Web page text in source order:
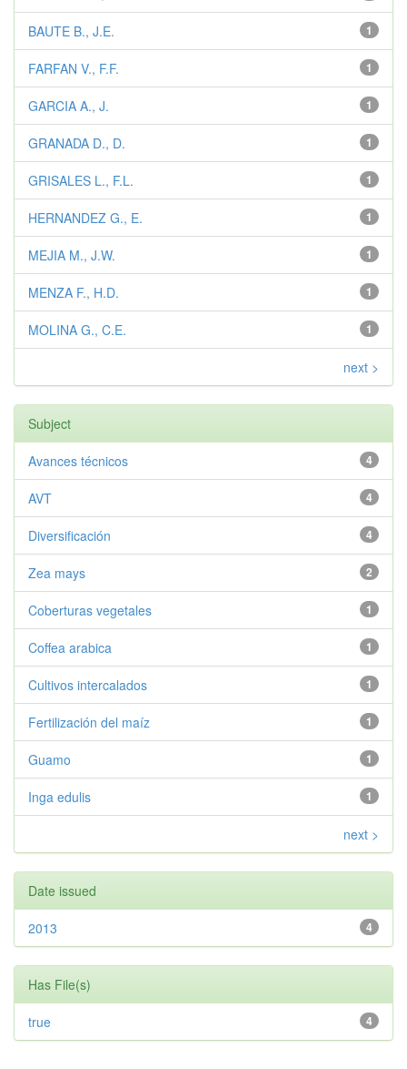
1
BAUTE B., J.E.
1
FARFAN V., F.F.
1
GARCIA A., J.
1
GRANADA D., D.
1
GRISALES L., F.L.
1
HERNANDEZ G., E.
1
MEJIA M., J.W.
1
MENZA F., H.D.
1
MOLINA G., C.E.
next >
Subject
4
Avances técnicos
4
AVT
4
Diversificación
2
Zea mays
1
Coberturas vegetales
1
Coffea arabica
1
Cultivos intercalados
1
Fertilización del maíz
1
Guamo
1
Inga edulis
next >
Date issued
4
2013
Has File(s)
4
true